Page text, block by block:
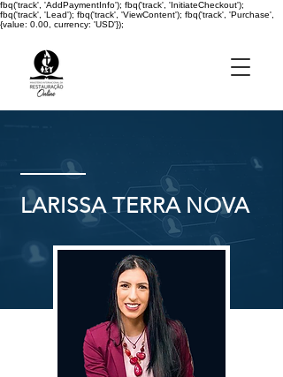
fbq('track', 'AddPaymentInfo'); fbq('track', 'InitiateCheckout');
fbq('track', 'Lead'); fbq('track', 'ViewContent'); fbq('track', 'Purchase',
{value: 0.00, currency: 'USD'});
LARISSA TERRA NOVA